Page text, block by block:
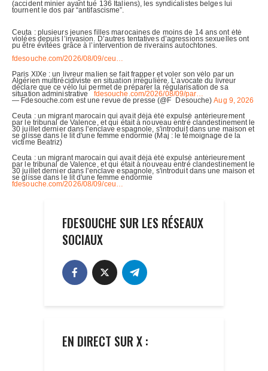
FDESOUCHE SUR LES RÉSEAUX
SOCIAUX
EN DIRECT SUR X :